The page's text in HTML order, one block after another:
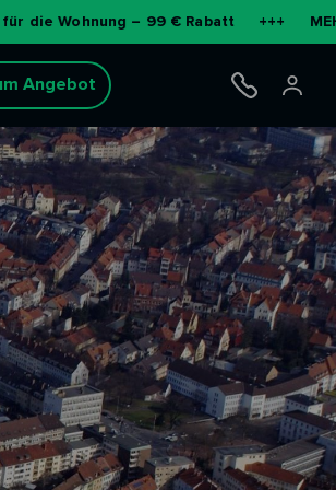
– 99 € Rabatt +++ MEHR ERFAHREN
Angebot